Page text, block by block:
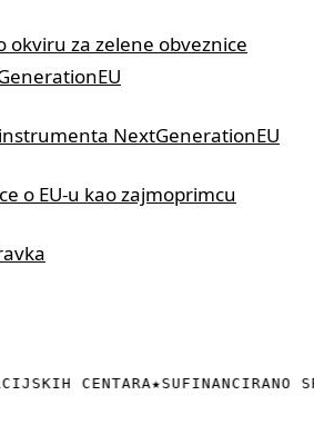
okviru za zelene obveznice
NextGenerationEU
o EU-u kao zajmoprimcu
CENTARA★SUFINANCIRANO